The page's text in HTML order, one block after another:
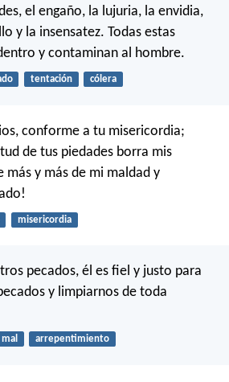
el engaño, la lujuria, la envidia,
y la insensatez. Todas estas
y contaminan al hombre.
tentación cólera
conforme a tu misericordia;
de tus piedades borra mis
más y más de mi maldad y
misericordia
pecados, él es fiel y justo para
y limpiarnos de toda
mal arrepentimiento